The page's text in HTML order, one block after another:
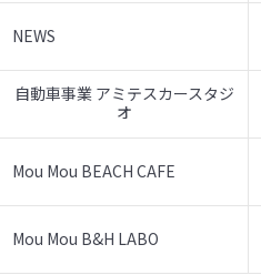
NEWS
自動車事業 アミテスカースタジ
オ
Mou Mou BEACH CAFE
Mou Mou B&H LABO